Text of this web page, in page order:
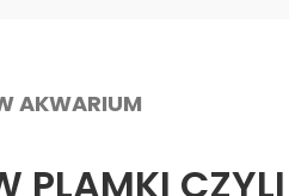
AKWARIUM
PLAMKI